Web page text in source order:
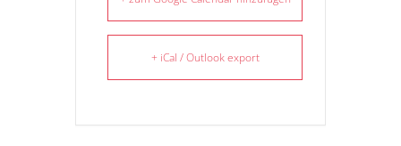
+ iCal / Outlook export